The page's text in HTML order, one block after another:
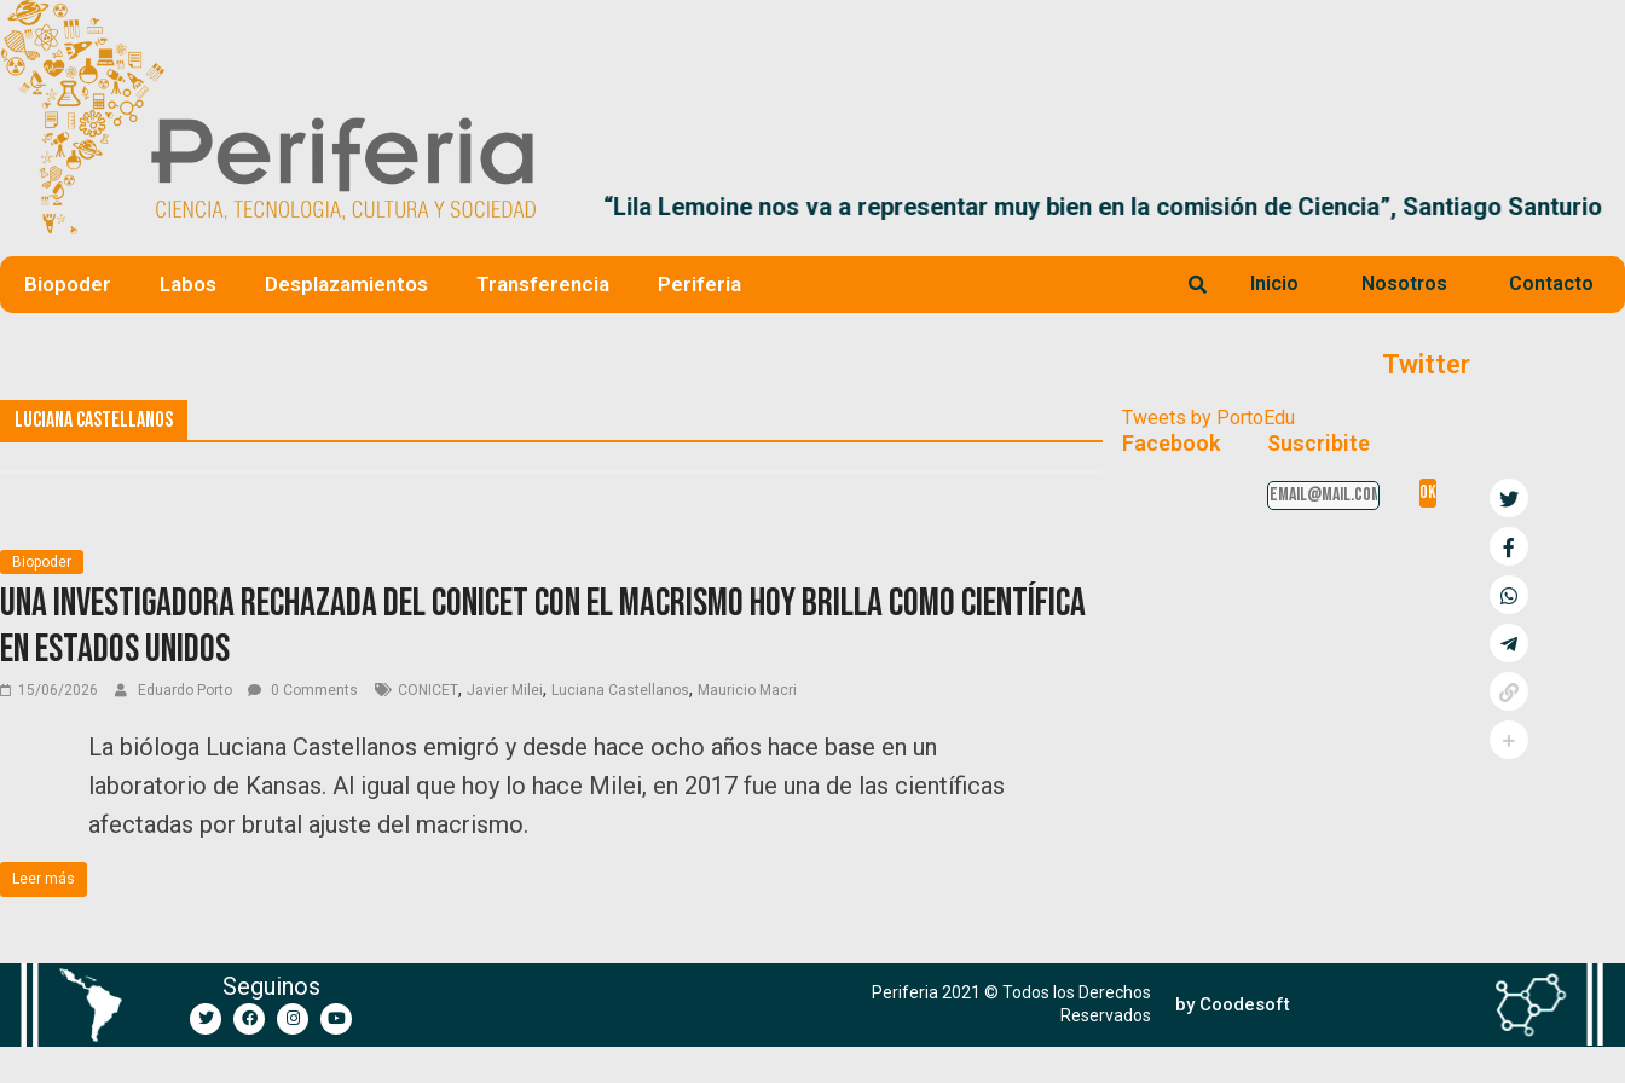
“Lila Lemoine nos va a representar muy bien en la comisión de Ciencia”, Santiago Santurio
Biopoder Labos Desplazamientos Transferencia Periferia Inicio Nosotros Contacto
Luciana Castellanos
Biopoder
Una investigadora rechazada del CONICET con el macrismo hoy brilla como científica
en Estados Unidos
15/06/2026 Eduardo Porto 0 Comments CONICET, Javier Milei, Luciana Castellanos, Mauricio Macri
La bióloga Luciana Castellanos emigró y desde hace ocho años hace base en un
laboratorio de Kansas. Al igual que hoy lo hace Milei, en 2017 fue una de las científicas
afectadas por brutal ajuste del macrismo.
Leer más
Twitter
Tweets by PortoEdu
Facebook Suscribite
Seguinos
Periferia 2021 © Todos los Derechos
Reservados
by Coodesoft